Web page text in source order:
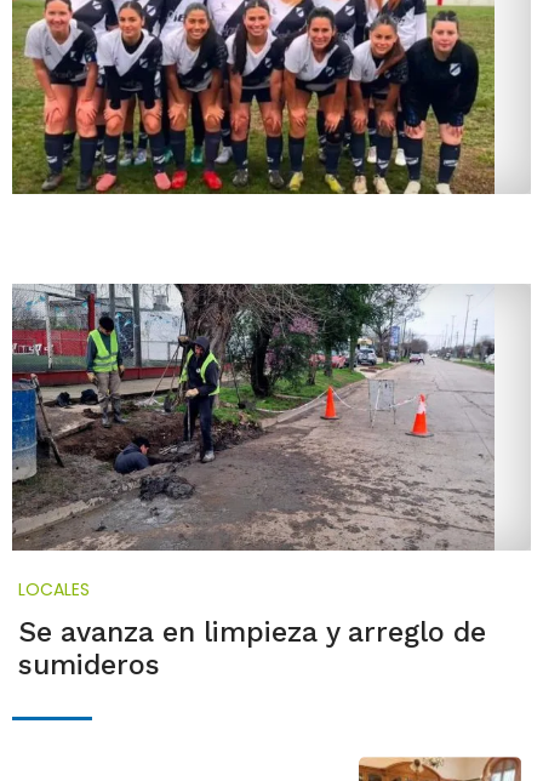
LOCALES
Se avanza en limpieza y arreglo de
sumideros